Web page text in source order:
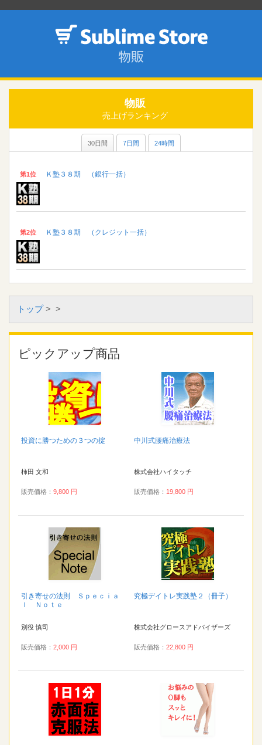
物販
売上げランキング
30日間 7日間 24時間
第1位 Ｋ塾３８期 （銀行一括）
第2位 Ｋ塾３８期 （クレジット一括）
トップ> >
ピックアップ商品
投資に勝つための３つの掟
柿田 文和
販売価格： 9,800 円
中川式腰痛治療法
株式会社ハイタッチ
販売価格： 19,800 円
引き寄せの法則 Ｓｐｅｃｉａ
ｌ Ｎｏｔｅ
別役 慎司
販売価格： 2,000 円
究極デイトレ実践塾２（冊子）
株式会社グロースアドバイザーズ
販売価格： 22,800 円